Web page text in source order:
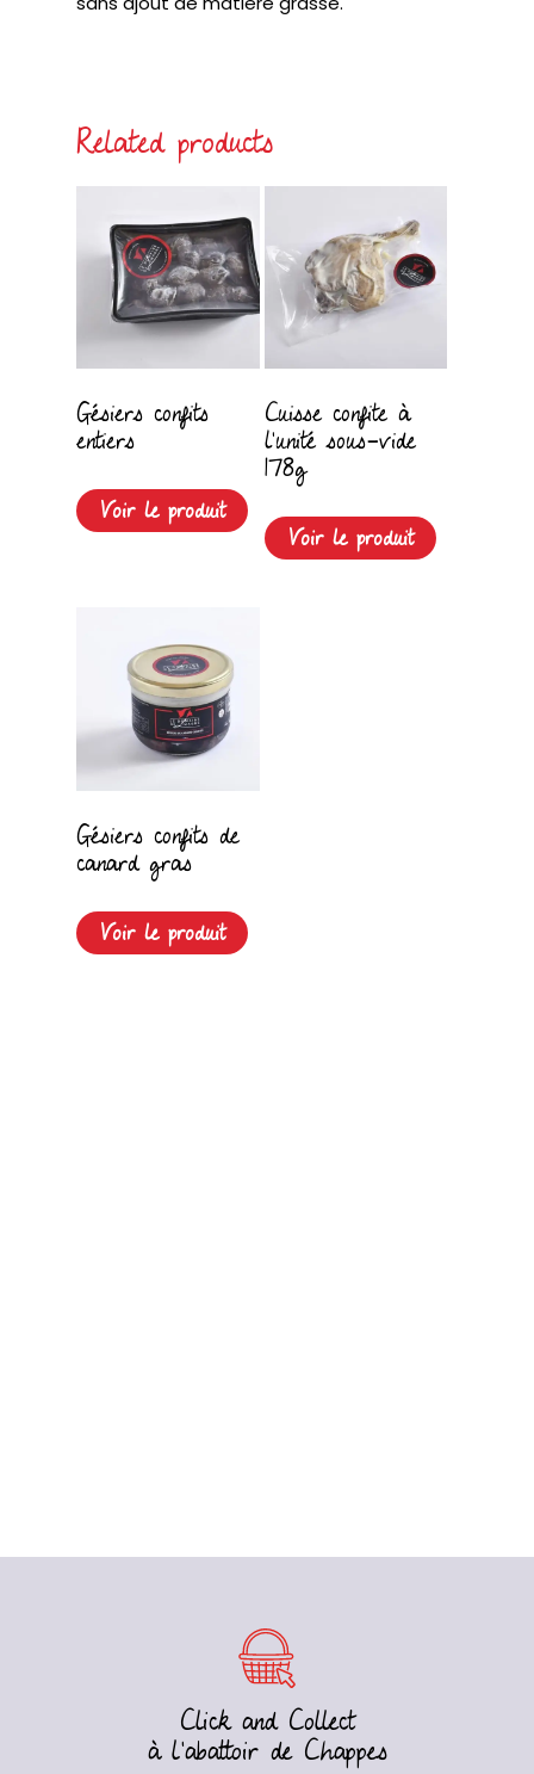
Related products
Gésiers confits
entiers
Voir le produit
Cuisse confite à
l’unité sous-vide
178g
Voir le produit
Gésiers confits de
canard gras
Voir le produit
Click and Collect
à l’abattoir de Chappes